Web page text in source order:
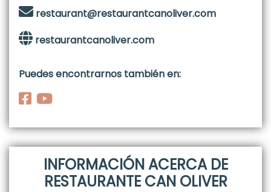
restaurant@restaurantcanoliver.com
restaurantcanoliver.com
Puedes encontrarnos también en:
INFORMACIÓN ACERCA DE
RESTAURANTE CAN OLIVER